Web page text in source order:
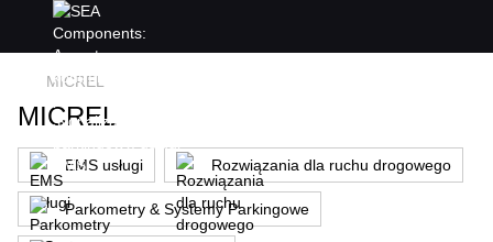
MICREL
MICREL
EMS usługi Rozwiązania dla ruchu drogowego
Parkometry & Systemy Parkingowe